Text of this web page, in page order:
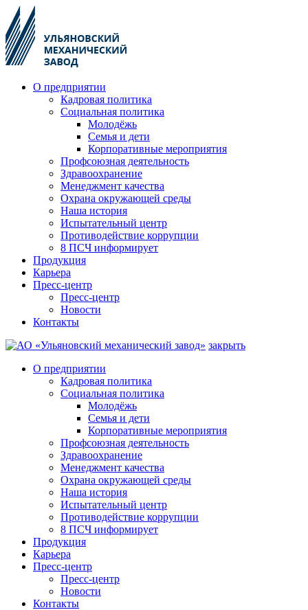
О предприятии
Кадровая политика
Социальная политика
Молодёжь
Семья и дети
Корпоративные мероприятия
Профсоюзная деятельность
Здравоохранение
Менеджмент качества
Охрана окружающей среды
Наша история
Испытательный центр
Противодействие коррупции
8 ПСЧ информирует
Продукция
Карьера
Пресс-центр
Пресс-центр
Новости
Контакты
закрыть
О предприятии
Кадровая политика
Социальная политика
Молодёжь
Семья и дети
Корпоративные мероприятия
Профсоюзная деятельность
Здравоохранение
Менеджмент качества
Охрана окружающей среды
Наша история
Испытательный центр
Противодействие коррупции
8 ПСЧ информирует
Продукция
Карьера
Пресс-центр
Пресс-центр
Новости
Контакты